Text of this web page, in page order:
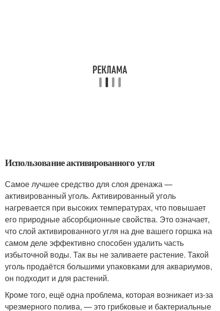
Использование активированного угля
Самое лучшее средство для слоя дренажа —
активированный уголь. Активированный уголь
нагревается при высоких температурах, что повышает
его природные абсорбционные свойства. Это означает,
что слой активированного угля на дне вашего горшка на
самом деле эффективно способен удалить часть
избыточной воды. Так вы не заливаете растение. Такой
уголь продаётся большими упаковками для аквариумов,
он подходит и для растений.
Кроме того, ещё одна проблема, которая возникает из-за
чрезмерного полива, — это грибковые и бактериальные